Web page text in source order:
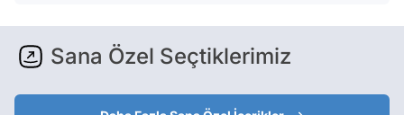
Sana Özel Seçtiklerimiz